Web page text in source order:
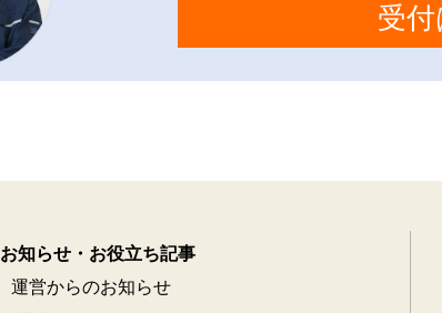
受
お知らせ・お役立ち記事
運営からのお知らせ